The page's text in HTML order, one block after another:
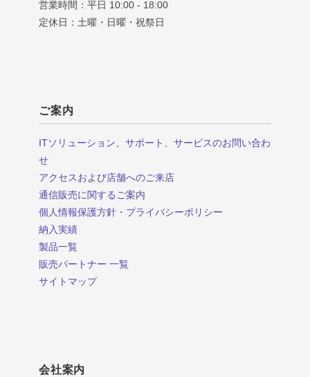
営業時間：平日 10:00 - 18:00
定休日：土曜・日曜・祝祭日
ご案内
ITソリューション、サポート、サービスのお問い合わ
せ
アクセスおよび店舗へのご来店
通信販売に関するご案内
個人情報保護方針・プライバシーポリシー
納入実績
製品一覧
販売パートナー 一覧
サイトマップ
会社案内